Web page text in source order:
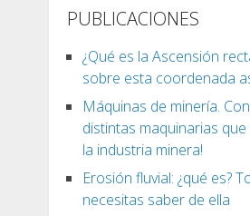
PUBLICACIONES
¿Qué es la Ascensión
sobre esta coordenada
Máquinas de minería.
distintas maquinarias
la industria minera!
Erosión fluvial: ¿qué es?
necesitas saber de ella